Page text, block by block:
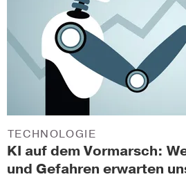
KI auf dem Vormarsch:
und Gefahren erwarten
TECHNOLOGIE